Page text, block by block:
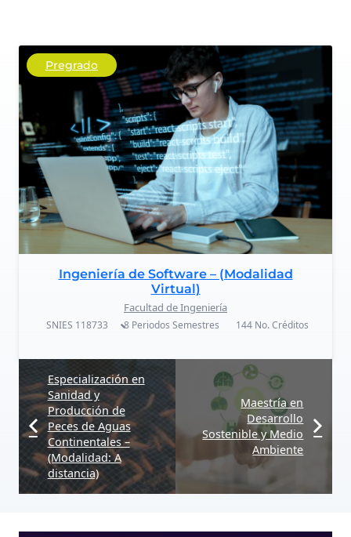
Pregrado
Ingeniería de Software – (Modalidad
Virtual)
Facultad de Ingeniería
SNIES 118733 8 Periodos Semestres 144 No. Créditos
Especialización en
Sanidad y
Producción de
Peces de Aguas
Continentales –
(Modalidad: A
distancia)
Maestría en
Desarrollo
Sostenible y Medio
Ambiente